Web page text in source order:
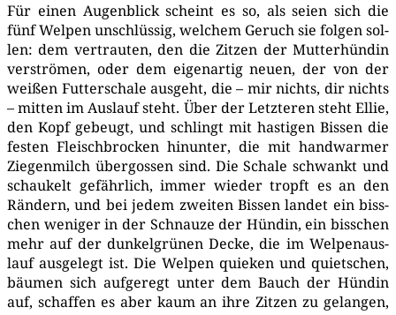
Für einen Augen­blick scheint es so, als sei­en sich die
fünf Wel­pen unschlüs­sig, wel­chem Geruch sie fol­gen sol­
len: dem ver­trau­ten, den die Zit­zen der Mut­ter­hün­din
ver­strö­men, oder dem eigen­ar­tig neu­en, der von der
wei­ßen Fut­ter­scha­le aus­geht, die – mir nichts, dir nichts
– mit­ten im Aus­lauf steht. Über der Letz­te­ren steht Ellie,
den Kopf gebeugt, und schlingt mit has­ti­gen Bis­sen die
fes­ten Fleisch­bro­cken hin­un­ter, die mit hand­war­mer
Zie­gen­milch über­gos­sen sind. Die Scha­le schwankt und
schau­kelt gefähr­lich, immer wie­der tropft es an den
Rän­dern, und bei jedem zwei­ten Bis­sen lan­det ein biss­
chen weni­ger in der Schnau­ze der Hün­din, ein biss­chen
mehr auf der dun­kel­grü­nen Decke, die im Wel­pen­aus­
lauf aus­ge­legt ist. Die Wel­pen quie­ken und quiet­schen,
bäu­men sich auf­ge­regt unter dem Bauch der Hün­din
auf, schaf­fen es aber kaum an ihre Zit­zen zu gelan­gen,